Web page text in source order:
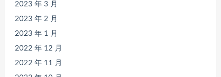
2023 年 3 月
2023 年 2 月
2023 年 1 月
2022 年 12 月
2022 年 11 月